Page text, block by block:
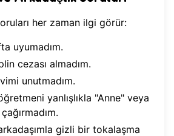
her zaman ilgi görür:
uyumadım.
cezası almadım.
unutmadım.
yanlışlıkla "Anne" veya
gizli bir tokalaşma